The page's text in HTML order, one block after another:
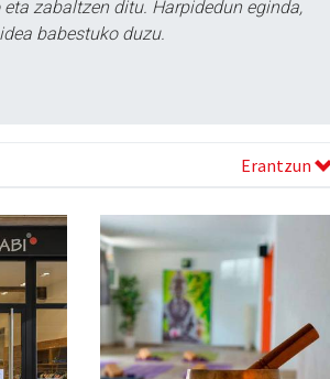
zabaltzen ditu. Harpidedun eginda,
babestuko duzu.
Erantzun